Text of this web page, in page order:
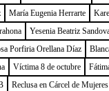
María Eugenia Herrarte
Yesenia Beatriz
Porfiria Orellana Díaz
Víctima 8 de octubre
Reclusa en Cárcel de